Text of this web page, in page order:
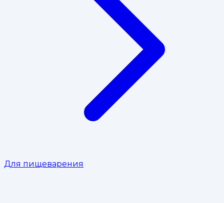
Для пищеварения